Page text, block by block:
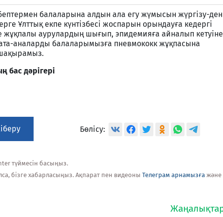
балаларына алдын ала егу жүмысын жүргізу-ден
Ұлттық екпе күнтізбесі жоспарын орындауға кедергі
жұқпалы аурулардың шығып, эпидемияға айналып кетуіне
аналарды балаларымызға пневмококк жұқпасына
бас дәрігері
Бөлісу:
түймесін басыңыз.
бізге хабарласыңыз. Ақпарат пен видеоны Телеграм арнамызға және